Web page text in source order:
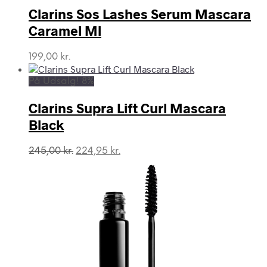
Clarins Sos Lashes Serum Mascara
Caramel Ml
199,00 kr.
På Udsalg! 8%
Clarins Supra Lift Curl Mascara
Black
245,00kr. Den
245,00 kr..
224,95 kr.
224,95 kr..